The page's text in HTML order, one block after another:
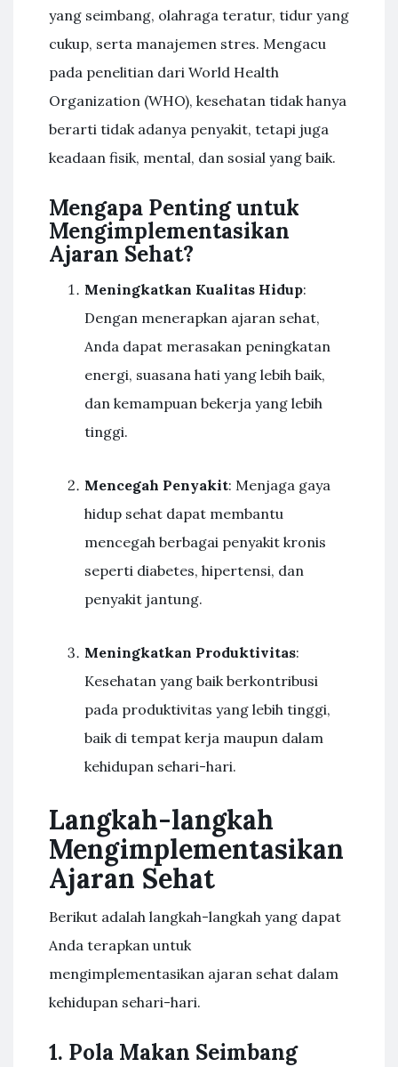
yang seimbang, olahraga teratur, tidur yang
cukup, serta manajemen stres. Mengacu
pada penelitian dari World Health
Organization (WHO), kesehatan tidak hanya
berarti tidak adanya penyakit, tetapi juga
keadaan fisik, mental, dan sosial yang baik.
Mengapa Penting untuk
Mengimplementasikan
Ajaran Sehat?
Meningkatkan Kualitas Hidup:
Dengan menerapkan ajaran sehat,
Anda dapat merasakan peningkatan
energi, suasana hati yang lebih baik,
dan kemampuan bekerja yang lebih
tinggi.
Mencegah Penyakit: Menjaga gaya
hidup sehat dapat membantu
mencegah berbagai penyakit kronis
seperti diabetes, hipertensi, dan
penyakit jantung.
Meningkatkan Produktivitas:
Kesehatan yang baik berkontribusi
pada produktivitas yang lebih tinggi,
baik di tempat kerja maupun dalam
kehidupan sehari-hari.
Langkah-langkah
Mengimplementasikan
Ajaran Sehat
Berikut adalah langkah-langkah yang dapat
Anda terapkan untuk
mengimplementasikan ajaran sehat dalam
kehidupan sehari-hari.
1. Pola Makan Seimbang